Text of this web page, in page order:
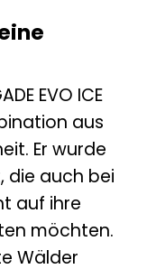
EVO ICE
aus
Er wurde
die auch bei
auf ihre
möchten.
Wälder